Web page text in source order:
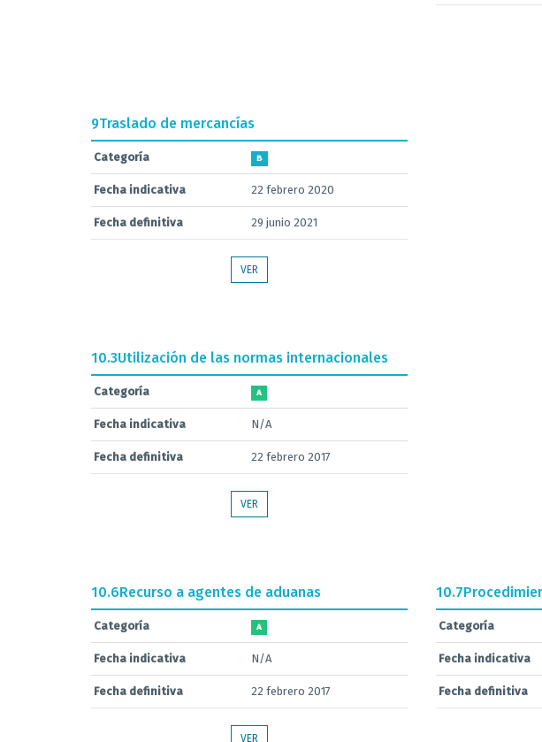
9Traslado de mercancías
Categoría B
Fecha indicativa 22 febrero 2020
Fecha definitiva 29 junio 2021
VER
10.3Utilización de las normas internacionales
Categoría A
Fecha indicativa N/A
Fecha definitiva 22 febrero 2017
VER
10.6Recurso a agentes de aduanas
Categoría A
Fecha indicativa N/A
Fecha definitiva 22 febrero 2017
VER
10.7
Categoría
Fecha indicativa
Fecha definitiva